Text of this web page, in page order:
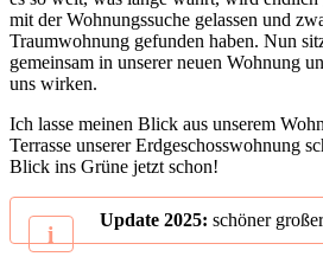
mit der Wohnungssuche gelassen und
Traumwohnung gefunden haben. Nun
gemeinsam in unserer neuen Wohnung
uns wirken.
Ich lasse meinen Blick aus unserem
Terrasse unserer Erdgeschosswohnung
Blick ins Grüne jetzt schon!
Update 2025: schöner